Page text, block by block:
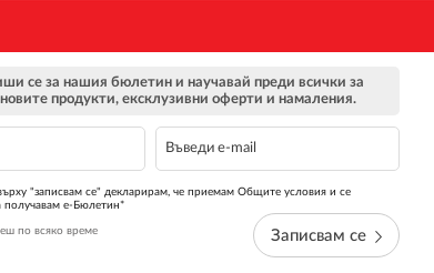
се за нашия бюлетин и научавай преди всички за
продукти, ексклузивни оферти и намаления.
"записвам се" декларирам, че приемам Общите условия и се
получавам е-Бюлетин*
по всяко време Записвам се